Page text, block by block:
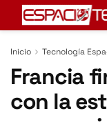
Inicio Tecnología
Francia
con la